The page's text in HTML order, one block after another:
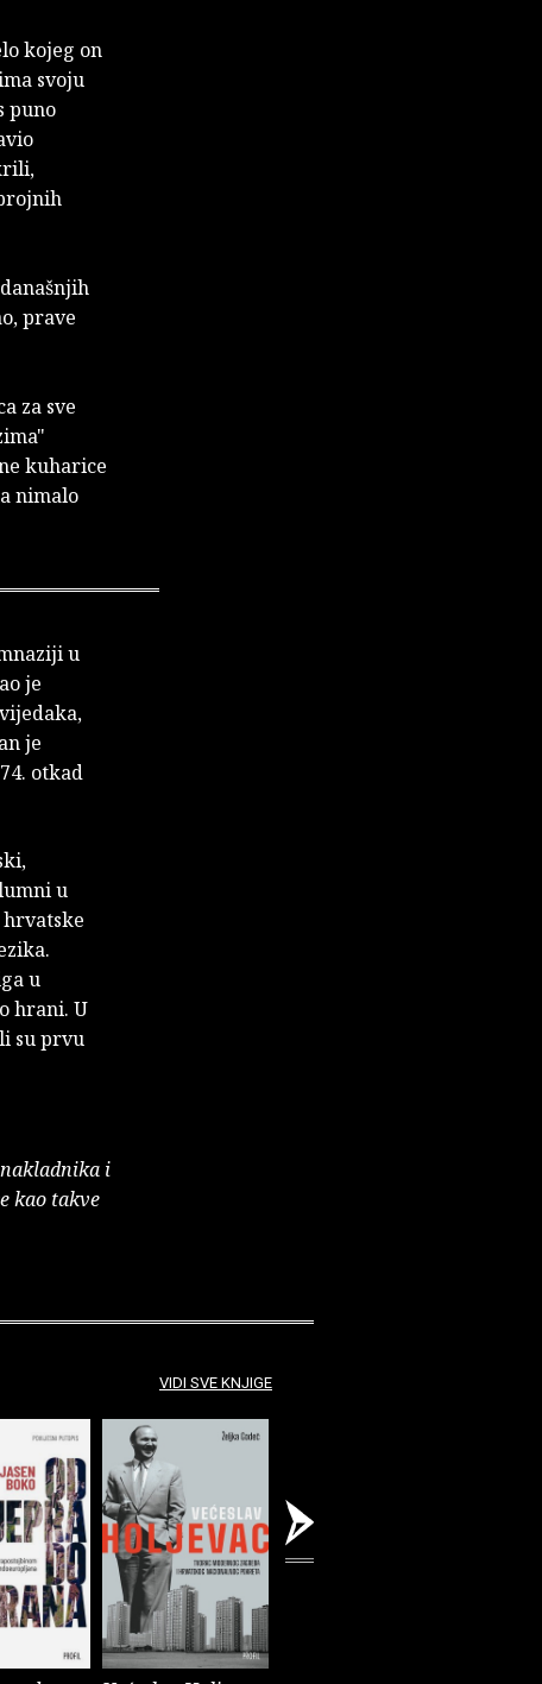
kojeg on
svoju
puno
prave
za sve
kuharice
nimalo
u
je
je
otkad
u
u
hrani. U
su prvu
i
kao takve
VIDI SVE KNJIGE